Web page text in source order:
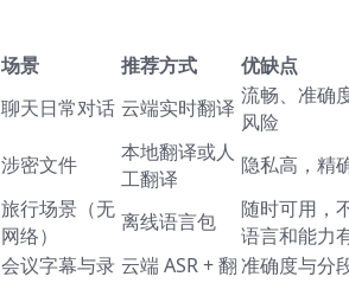
场景 推荐方式
优缺点
聊天日常对话 云端实时翻译 流畅、准确
风险
涉密文件
本地翻译或人
工翻译
隐私高，精
旅行场景（无
网络）
离线语言包
随时可用，
语言和能力
会议字幕与录 云端 ASR + 翻准确度与分